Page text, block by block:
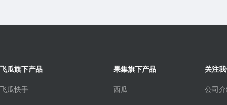
飞瓜旗下产品
飞瓜快手
果集旗下产品
西瓜
关注
公司